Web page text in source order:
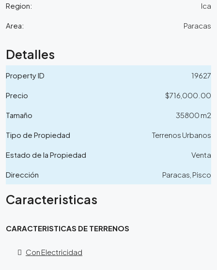
Region: Ica
Area: Paracas
Detalles
Property ID 19627
Precio $716,000.00
Tamaño 35800 m2
Tipo de Propiedad Terrenos Urbanos
Estado de la Propiedad Venta
Dirección Paracas, Pisco
Caracteristicas
CARACTERISTICAS DE TERRENOS
Con Electricidad